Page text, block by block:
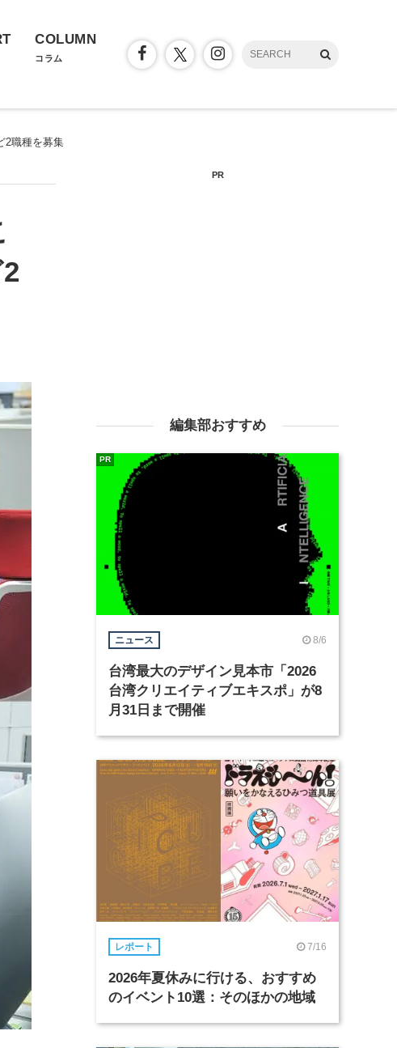
COLUMN
コラム
2職種を募集
PR
編集部おすすめ
ニュース 8/6
台湾最大のデザイン見本市「2026
台湾クリエイティブエキスポ」が8
月31日まで開催
PR
レポート 7/16
2026年夏休みに行ける、おすすめ
のイベント10選：そのほかの地域